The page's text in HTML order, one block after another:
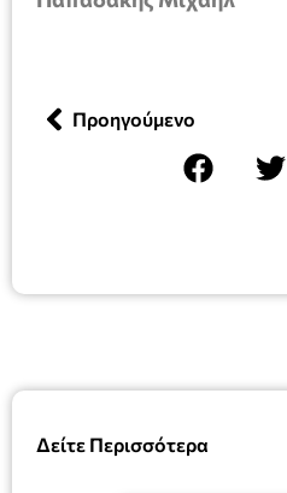
Δείτε Περισσότερα
Προηγούμενο